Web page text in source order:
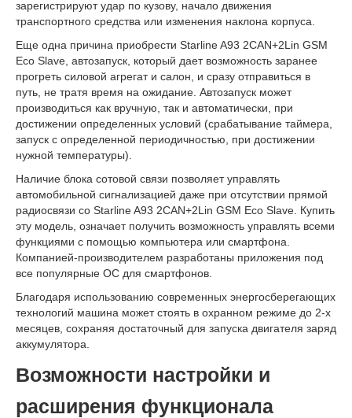
зарегистрируют удар по кузову, начало движения
транспортного средства или изменения наклона корпуса.
Еще одна причина приобрести Starline A93 2CAN+2Lin GSM
Eco Slave, автозапуск, который дает возможность заранее
прогреть силовой агрегат и салон, и сразу отправиться в
путь, не тратя время на ожидание. Автозапуск может
производиться как вручную, так и автоматически, при
достижении определенных условий (срабатывание таймера,
запуск с определенной периодичностью, при достижении
нужной температуры).
Наличие блока сотовой связи позволяет управлять
автомобильной сигнализацией даже при отсутствии прямой
радиосвязи со Starline A93 2CAN+2Lin GSM Eco Slave. Купить
эту модель, означает получить возможность управлять всеми
функциями с помощью компьютера или смартфона.
Компанией-производителем разработаны приложения под
все популярные ОС для смартфонов.
Благодаря использованию современных энергосберегающих
технологий машина может стоять в охранном режиме до 2-х
месяцев, сохраняя достаточный для запуска двигателя заряд
аккумулятора.
Возможности настройки и
расширения функционала